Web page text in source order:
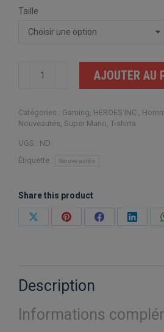
Taille
quantité
Super
Mario
Plumbing
AJOUTER AU
Catégories : Gaming, HEROES INC.,
Nouveautés, Super Mario, T-shirts
UGS : ND
Étiquette :
Nouveautés
Share this product
PartagerPartagerPartager
Description
Informations